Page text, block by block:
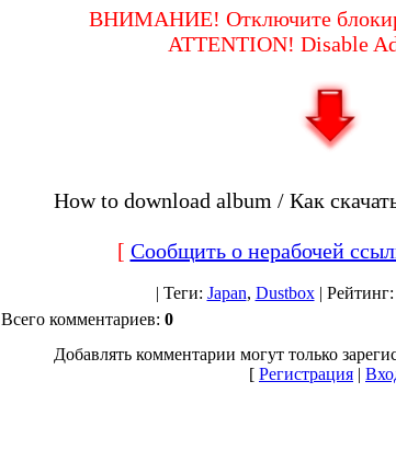
ВНИМАНИЕ! Отключите
ATTENTION! Disable
How to download album / Как
[ Сообщить о нерабочей
| Теги: Japan, Dustbox| Рейтинг:
Всего комментариев: 0
Добавлять комментарии могут только
[ Регистрация |